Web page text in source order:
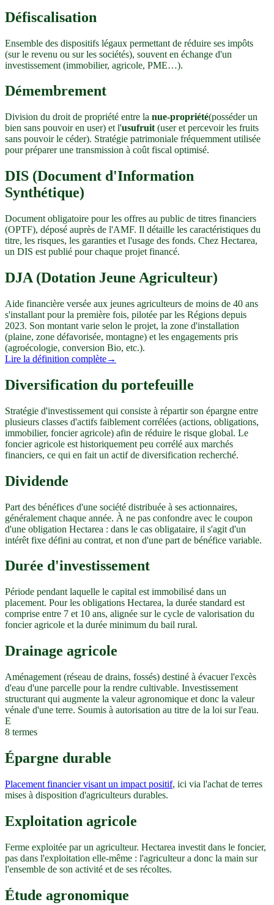
Défiscalisation
Ensemble des dispositifs légaux permettant de réduire ses impôts
(sur le revenu ou sur les sociétés), souvent en échange d'un
investissement (immobilier, agricole, PME…).
Démembrement
Division du droit de propriété entre la nue-propriété(posséder un
bien sans pouvoir en user) et l'usufruit (user et percevoir les fruits
sans pouvoir le céder). Stratégie patrimoniale fréquemment utilisée
pour préparer une transmission à coût fiscal optimisé.
DIS (Document d'Information
Synthétique)
Document obligatoire pour les offres au public de titres financiers
(OPTF), déposé auprès de l'AMF. Il détaille les caractéristiques du
titre, les risques, les garanties et l'usage des fonds. Chez Hectarea,
un DIS est publié pour chaque projet financé.
DJA (Dotation Jeune Agriculteur)
Aide financière versée aux jeunes agriculteurs de moins de 40 ans
s'installant pour la première fois, pilotée par les Régions depuis
2023. Son montant varie selon le projet, la zone d'installation
(plaine, zone défavorisée, montagne) et les engagements pris
(agroécologie, conversion Bio, etc.).
Lire la définition complète→
Diversification du portefeuille
Stratégie d'investissement qui consiste à répartir son épargne entre
plusieurs classes d'actifs faiblement corrélées (actions, obligations,
immobilier, foncier agricole) afin de réduire le risque global. Le
foncier agricole est historiquement peu corrélé aux marchés
financiers, ce qui en fait un actif de diversification recherché.
Dividende
Part des bénéfices d'une société distribuée à ses actionnaires,
généralement chaque année. À ne pas confondre avec le coupon
d'une obligation Hectarea : dans le cas obligataire, il s'agit d'un
intérêt fixe défini au contrat, et non d'une part de bénéfice variable.
Durée d'investissement
Période pendant laquelle le capital est immobilisé dans un
placement. Pour les obligations Hectarea, la durée standard est
comprise entre 7 et 10 ans, alignée sur le cycle de valorisation du
foncier agricole et la durée minimum du bail rural.
Drainage agricole
Aménagement (réseau de drains, fossés) destiné à évacuer l'excès
d'eau d'une parcelle pour la rendre cultivable. Investissement
structurant qui augmente la valeur agronomique et donc la valeur
vénale d'une terre. Soumis à autorisation au titre de la loi sur l'eau.
E
8 termes
Épargne durable
Placement financier visant un impact positif, ici via l'achat de terres
mises à disposition d'agriculteurs durables.
Exploitation agricole
Ferme exploitée par un agriculteur. Hectarea investit dans le foncier,
pas dans l'exploitation elle-même : l'agriculteur a donc la main sur
l'ensemble de son activité et de ses récoltes.
Étude agronomique